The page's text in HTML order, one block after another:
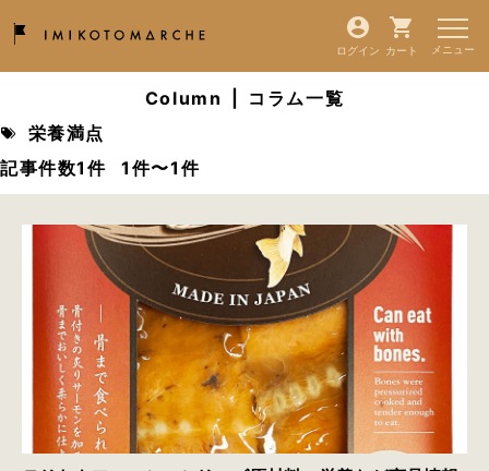
ログイン カート
Column
コラム一覧
栄養満点
記事件数1件
1件〜1件